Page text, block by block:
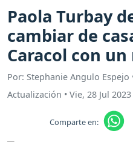
Paola Turbay
cambiar de
Caracol con
Por: Stephanie Angulo Espejo
Actualización • Vie, 28 Jul
Comparte en: